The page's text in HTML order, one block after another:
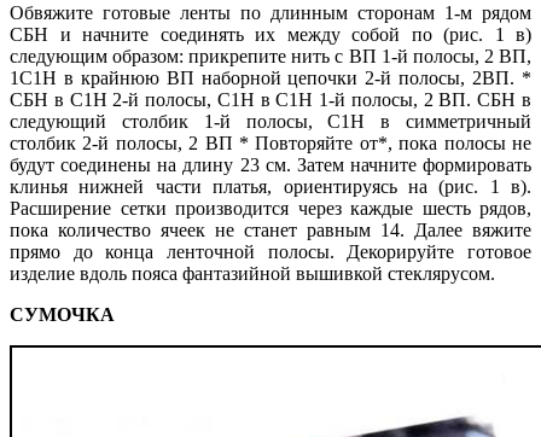
Обвяжите готовые ленты по длинным сторонам 1-м рядом
СБН и начните соединять их между собой по (рис. 1 в)
следующим образом: прикрепите нить с ВП 1-й полосы, 2 ВП,
1С1Н в крайнюю ВП наборной цепочки 2-й полосы, 2ВП. *
СБН в С1Н 2-й полосы, С1Н в С1Н 1-й полосы, 2 ВП. СБН в
следующий столбик 1-й полосы, С1Н в симметричный
столбик 2-й полосы, 2 ВП * Повторяйте от*, пока полосы не
будут соединены на длину 23 см. Затем начните формировать
клинья нижней части платья, ориентируясь на (рис. 1 в).
Расширение сетки производится через каждые шесть рядов,
пока количество ячеек не станет равным 14. Далее вяжите
прямо до конца ленточной полосы. Декорируйте готовое
изделие вдоль пояса фантазийной вышивкой стеклярусом.
СУМОЧКА